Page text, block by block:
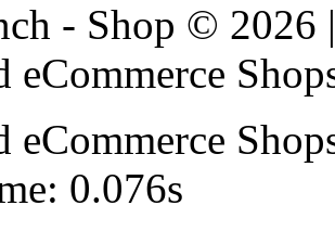
- Shop © 2026
eCommerce
eCommerce
0.076s